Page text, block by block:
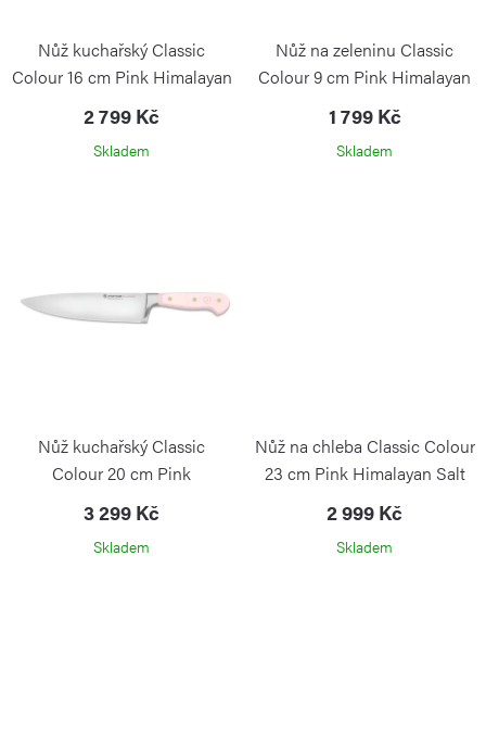
ů
t
Nůž kuchařský Classic
Colour 16 cm Pink Himalayan
2 799 Kč
Skladem
Nůž na zeleninu Classic
Colour 9 cm Pink Himalayan
Salt
1 799 Kč
Skladem
Nůž kuchařský Classic
Colour 20 cm Pink
Himalayan Salt
3 299 Kč
Skladem
Nůž na chleba Classic Colour
23 cm Pink Himalayan Salt
2 999 Kč
Skladem